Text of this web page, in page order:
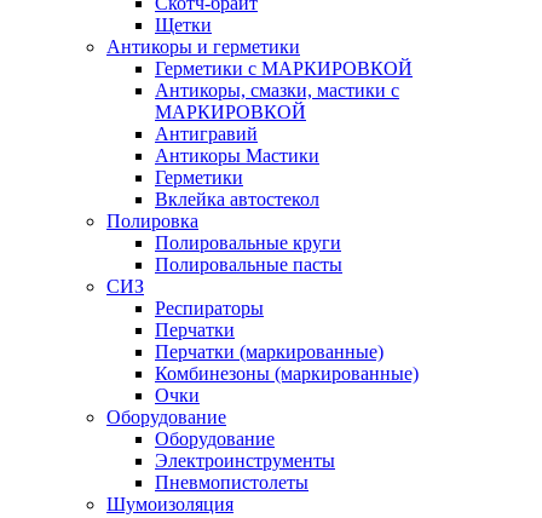
Щетки
Антикоры и герметики
Герметики с МАРКИРОВКОЙ
Антикоры, смазки, мастики с
МАРКИРОВКОЙ
Антигравий
Антикоры Мастики
Герметики
Вклейка автостекол
Полировка
Полировальные круги
Полировальные пасты
СИЗ
Респираторы
Перчатки
Перчатки (маркированные)
Комбинезоны (маркированные)
Очки
Оборудование
Оборудование
Электроинструменты
Пневмопистолеты
Шумоизоляция